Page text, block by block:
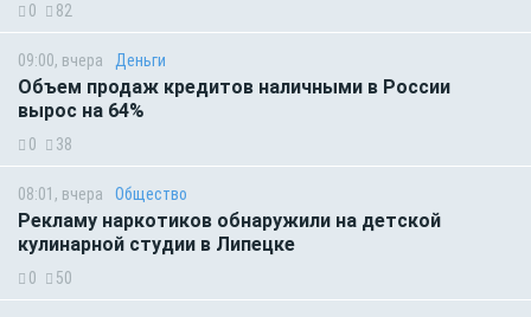
0 82
09:00, вчера Деньги
Объем продаж кредитов наличными в России
вырос на 64%
0 38
08:01, вчера Общество
Рекламу наркотиков обнаружили на детской
кулинарной студии в Липецке
0 50